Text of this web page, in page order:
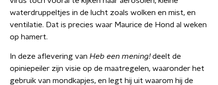
waterdruppeltjes in de lucht zoals wolken en mist, en
ventilatie. Dat is precies waar Maurice de Hond al weken
op hamert.
In deze aflevering van Heb een mening!deelt de
opiniepeiler zijn visie op de maatregelen, waaronder het
gebruik van mondkapjes, en legt hij uit waarom hij de